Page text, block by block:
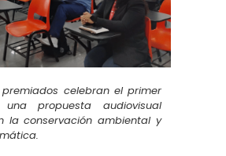
premiados celebran el primer
propuesta audiovisual
la conservación ambiental y